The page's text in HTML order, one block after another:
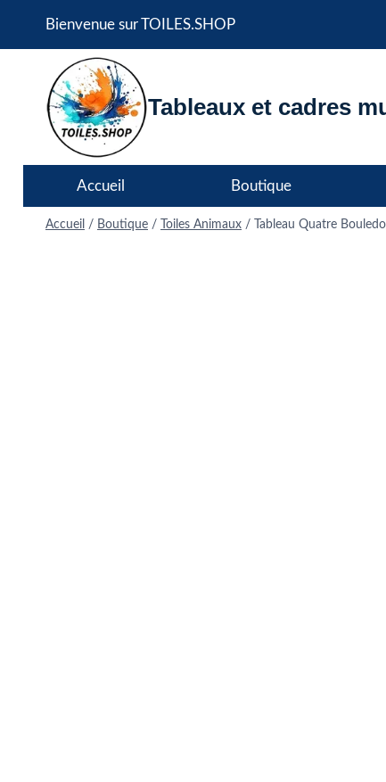
Bienvenue sur TOILES.SHOP
Tableaux et cadres
Accueil Boutique
Accueil / Boutique / Toiles Animaux / Tableau Quatre